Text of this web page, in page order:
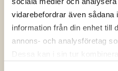
vidarebefordrar även sådana
information från din enhet till
annons- och analysföretag